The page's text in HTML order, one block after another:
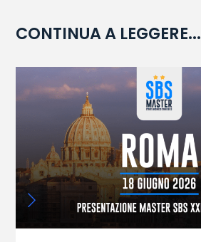
CONTINUA A LEGGERE...